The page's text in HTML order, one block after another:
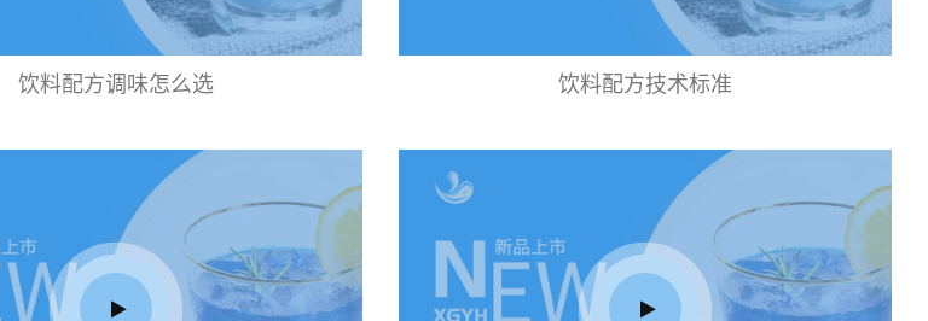
饮料配方调味怎么选 饮料配方技术标准